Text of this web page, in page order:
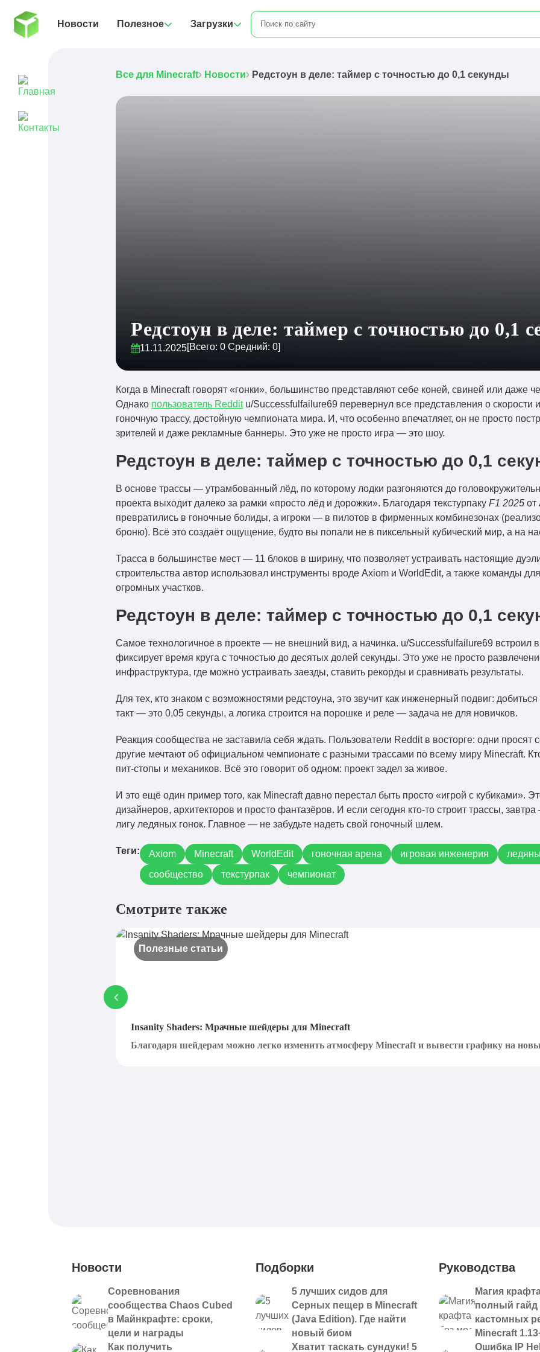
Новости Полезное Загрузки
Все для Minecraft Новости Редстоун в деле: таймер с точностью до 0,1 секунды
Редстоун в деле: таймер с точностью до 0,1
11.11.2025[Всего: 0 Средний: 0]
Когда в Minecraft говорят «гонки», большинство представляют себе коней, свиней или даже
Однако пользователь Redditu/Successfulfailure69 перевернул все представления о скорости
гоночную трассу, достойную чемпионата мира. И, что особенно впечатляет, он не просто
зрителей и даже рекламные баннеры. Это уже не просто игра — это шоу.
Редстоун в деле: таймер с точностью до 0,1
В основе трассы — утрамбованный лёд, по которому лодки разгоняются до
проекта выходит далеко за рамки «просто лёд и дорожки». Благодаря текстурпаку F1 2025 от
превратились в гоночные болиды, а игроки — в пилотов в фирменных комбинезонах
броню). Всё это создаёт ощущение, будто вы попали не в пиксельный кубический мир, а на
Трасса в большинстве мест — 11 блоков в ширину, что позволяет устраивать настоящие
строительства автор использовал инструменты вроде Axiom и WorldEdit, а также команды
огромных участков.
Редстоун в деле: таймер с точностью до 0,1
Самое технологичное в проекте — не внешний вид, а начинка. u/Successfulfailure69 встроил
фиксирует время круга с точностью до десятых долей секунды. Это уже не просто
инфраструктура, где можно устраивать заезды, ставить рекорды и сравнивать результаты.
Для тех, кто знаком с возможностями редстоуна, это звучит как инженерный подвиг:
такт — это 0,05 секунды, а логика строится на порошке и реле — задача не для новичков.
Реакция сообщества не заставила себя ждать. Пользователи Reddit в восторге: одни просят
другие мечтают об официальном чемпионате с разными трассами по всему миру Minecraft.
пит-стопы и механиков. Всё это говорит об одном: проект задел за живое.
И это ещё один пример того, как Minecraft давно перестал быть просто «игрой с кубиками».
дизайнеров, архитекторов и просто фантазёров. И если сегодня кто-то строит трассы,
лигу ледяных гонок. Главное — не забудьте надеть свой гоночный шлем.
Теги: Axiom Minecraft WorldEdit гоночная арена игровая инженерия
сообщество
текстурпак чемпионат
Смотрите также
Полезные статьи
Insanity Shaders: Мрачные шейдеры для Minecraft
Благодаря шейдерам можно легко изменить атмосферу Minecraft и вывести графику на
Новости
Соревнования
сообщества Chaos Cubed
в Майнкрафте: сроки,
цели и награды
Как получить
Подборки
5 лучших сидов для
Серных пещер в Minecraft
(Java Edition). Где найти
новый биом
Хватит таскать сундуки! 5
Руководства
Магия
полный
кастомных
Minecraft
Ошибка IP